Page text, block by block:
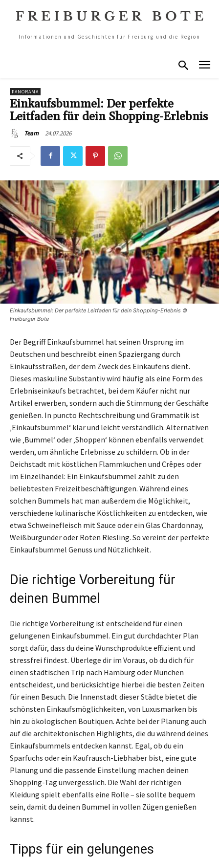
Informationen und Geschichten für Freiburg und die Region
PANORAMA
Einkaufsbummel: Der perfekte
Leitfaden für dein Shopping-Erlebnis
Team 24.07.2026
Einkaufsbummel: Der perfekte Leitfaden für dein Shopping-Erlebnis ©
Freiburger Bote
Der Begriff Einkaufsbummel hat seinen Ursprung im
Deutschen und beschreibt einen Spaziergang durch
Einkaufsstraßen, der dem Zweck des Einkaufens dient.
Dieses maskuline Substantiv wird häufig als eine Form des
Erlebniseinkaufs betrachtet, bei dem Käufer nicht nur
Artikel erwerben, sondern auch die Stimmung der Geschäfte
genießen. In puncto Rechtschreibung und Grammatik ist
‚Einkaufsbummel‘ klar und leicht verständlich. Alternativen
wie ‚Bummel‘ oder ‚Shoppen‘ können ebenfalls verwendet
werden, um ähnliche Erlebnisse zu schildern. Ob in der
Deichstadt mit köstlichen Flammkuchen und Crêpes oder
im Einzelhandel: Ein Einkaufsbummel zählt zu den
beliebtesten Freizeitbeschäftigungen. Während eines
solchen Bummels hat man außerdem die Möglichkeit,
verschiedene kulinarische Köstlichkeiten zu entdecken, wie
etwa Schweinefleisch mit Sauce oder ein Glas Chardonnay,
Weißburgunder oder Roten Riesling. So vereint der perfekte
Einkaufsbummel Genuss und Nützlichkeit.
Die richtige Vorbereitung für
deinen Bummel
Die richtige Vorbereitung ist entscheidend für einen
gelungenen Einkaufsbummel. Ein gut durchdachter Plan
sorgt dafür, dass du deine Wunschprodukte effizient und
stressfrei findest. Überlege dir im Voraus, ob du dich für
einen städtischen Trip nach Hamburg oder München
entscheidest, und berücksichtige hierbei die besten Zeiten
für einen Besuch. Die Innenstadt dieser Städte bietet die
schönsten Einkaufsmöglichkeiten, von Luxusmarken bis
hin zu ökologischen Boutiquen. Achte bei der Planung auch
auf die architektonischen Highlights, die du während deines
Einkaufsbummels entdecken kannst. Egal, ob du ein
Sparfuchs oder ein Kaufrausch-Liebhaber bist, eine gute
Planung und die passende Einstellung machen deinen
Shopping-Tag unvergesslich. Die Wahl der richtigen
Kleidung spielt ebenfalls eine Rolle – sie sollte bequem
sein, damit du deinen Bummel in vollen Zügen genießen
kannst.
Tipps für ein gelungenes